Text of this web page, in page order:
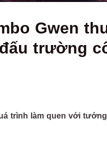
Gwen
trường
trình làm quen với